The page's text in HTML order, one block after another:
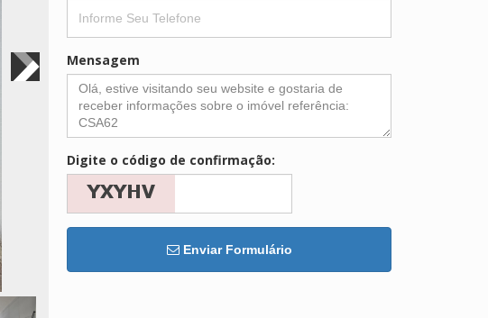
Mensagem
Digite o código de confirmação:
Enviar Formulário